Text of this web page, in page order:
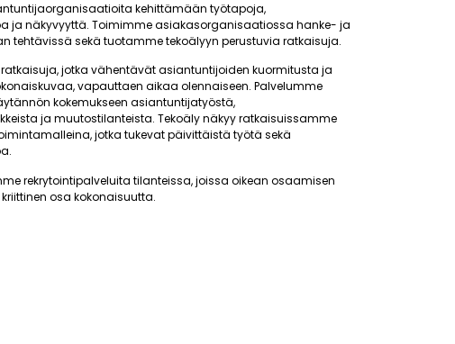
kehittämään työtapoja,
ja näkyvyyttä. Toimimme asiakasorganisaatiossa hanke- ja
tehtävissä sekä tuotamme tekoälyyn perustuvia ratkaisuja.
jotka vähentävät asiantuntijoiden kuormitusta ja
vapauttaen aikaa olennaiseen. Palvelumme
kokemukseen asiantuntijatyöstä,
ja muutostilanteista. Tekoäly näkyy ratkaisuissamme
jotka tukevat päivittäistä työtä sekä
rekrytointipalveluita tilanteissa, joissa oikean osaamisen
osa kokonaisuutta.